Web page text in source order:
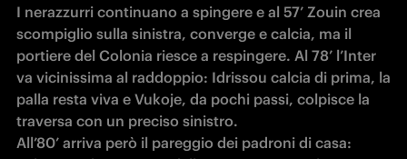
I nerazzurri continuano a spingere e al 57’ Zouin crea
scompiglio sulla sinistra, converge e calcia, ma il
portiere del Colonia riesce a respingere. Al 78’ l’Inter
va vicinissima al raddoppio: Idrissou calcia di prima, la
palla resta viva e Vukoje, da pochi passi, colpisce la
traversa con un preciso sinistro.
All’80’ arriva però il pareggio dei padroni di casa: